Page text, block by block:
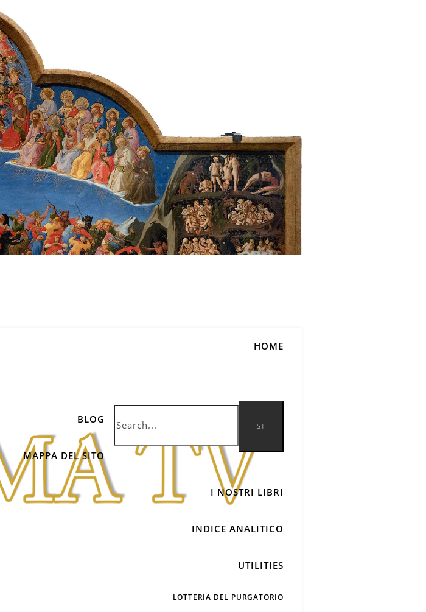
HOME
BLOG
MAPPA DEL SITO
I NOSTRI LIBRI
INDICE ANALITICO
UTILITIES
LOTTERIA DEL PURGATORIO